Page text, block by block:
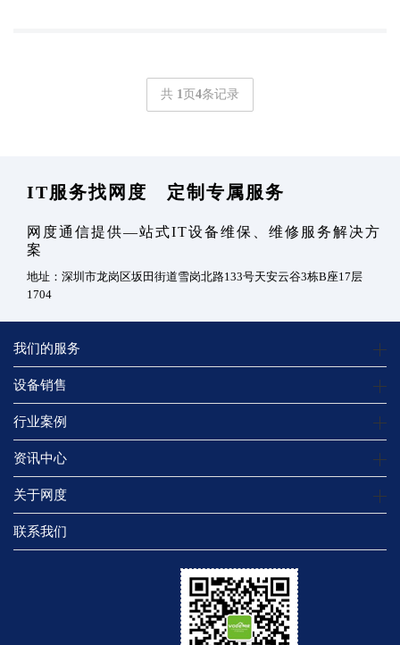
共 1 页 4条记录
IT服务找网度 定制专属服务
网度通信提供—站式IT设备维保、维修服务解决方
案
地址：深圳市龙岗区坂田街道雪岗北路133号天安云谷3栋B座17层
1704
我们的服务
设备销售
行业案例
资讯中心
关于网度
联系我们